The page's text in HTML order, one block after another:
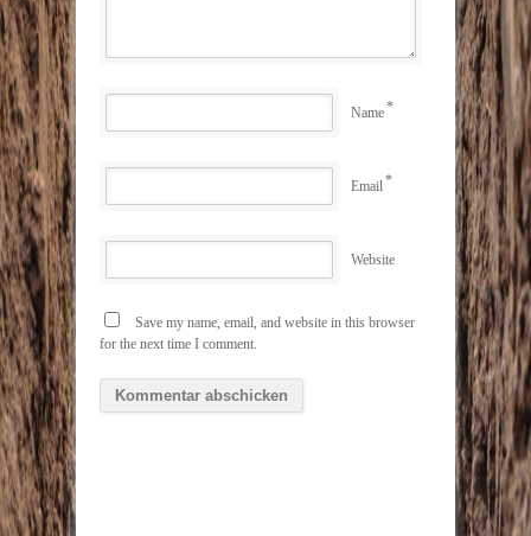
Name*
Email*
Website
Save my name, email, and website in this browser
for the next time I comment.